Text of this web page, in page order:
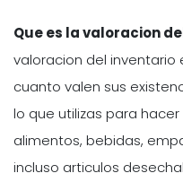
Que es la valoracion
valoracion del
cuanto valen sus
lo que utilizas para
alimentos, bebidas,
incluso articulos